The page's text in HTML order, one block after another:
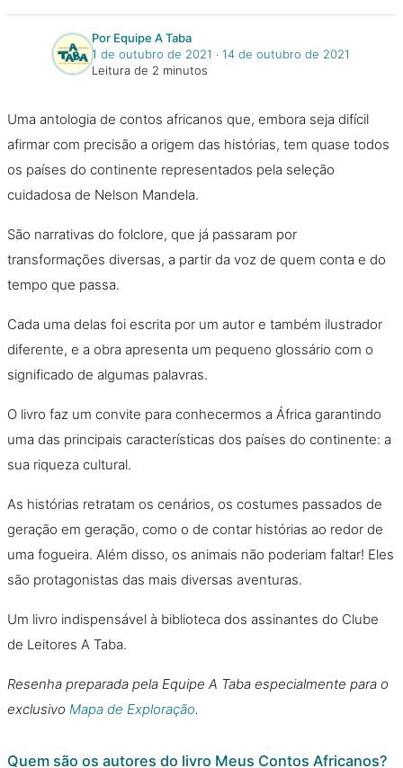
Por Equipe A Taba
1 de outubro de 2021 ‧ 14 de outubro de 2021
Leitura de 2 minutos
Uma antologia de contos africanos que, embora seja difícil
afirmar com precisão a origem das histórias, tem quase todos
os países do continente representados pela seleção
cuidadosa de Nelson Mandela.
São narrativas do folclore, que já passaram por
transformações diversas, a partir da voz de quem conta e do
tempo que passa.
Cada uma delas foi escrita por um autor e também ilustrador
diferente, e a obra apresenta um pequeno glossário com o
significado de algumas palavras.
O livro faz um convite para conhecermos a África garantindo
uma das principais características dos países do continente: a
sua riqueza cultural.
As histórias retratam os cenários, os costumes passados de
geração em geração, como o de contar histórias ao redor de
uma fogueira. Além disso, os animais não poderiam faltar! Eles
são protagonistas das mais diversas aventuras.
Um livro indispensável à biblioteca dos assinantes do Clube
de Leitores A Taba.
Resenha preparada pela Equipe A Taba especialmente para o
exclusivo Mapa de Exploração.
Quem são os autores do livro Meus Contos Africanos?